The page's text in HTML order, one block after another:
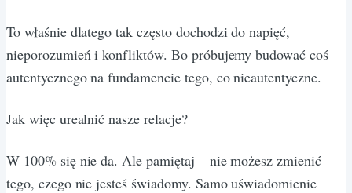
To właśnie dlatego tak często dochodzi do napięć,
nieporozumień i konfliktów. Bo próbujemy budować coś
autentycznego na fundamencie tego, co nieautentyczne.
Jak więc urealnić nasze relacje?
W 100% się nie da. Ale pamiętaj – nie możesz zmienić
tego, czego nie jesteś świadomy. Samo uświadomienie